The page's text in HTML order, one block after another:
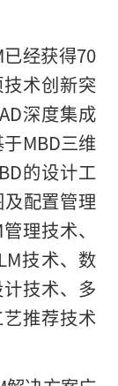
已经获得70
术创新突
深度集成
MBD三维
的设计工
配置管理
理技术、
技术、数
技术、多
推荐技术